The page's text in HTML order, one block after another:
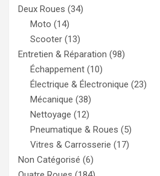
Deux Roues (34)
Moto (14)
Scooter (13)
Entretien & Réparation (98)
Échappement (10)
Électrique & Électronique (23)
Mécanique (38)
Nettoyage (12)
Pneumatique & Roues (5)
Vitres & Carrosserie (17)
Non Catégorisé (6)